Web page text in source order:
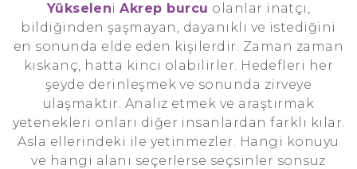
YükseleniAkrep burcu olanlar inatçı,
bildiğinden şaşmayan, dayanıklı ve istediğini
en sonunda elde eden kişilerdir. Zaman zaman
kıskanç, hatta kinci olabilirler. Hedefleri her
şeyde derinleşmek ve sonunda zirveye
ulaşmaktır. Analiz etmek ve araştırmak
yetenekleri onları diğer insanlardan farklı kılar.
Asla ellerindeki ile yetinmezler. Hangi konuyu
ve hangi alanı seçerlerse seçsinler sonsuz